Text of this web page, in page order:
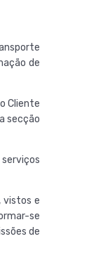
de
Cliente
secção
vistos e
se
de